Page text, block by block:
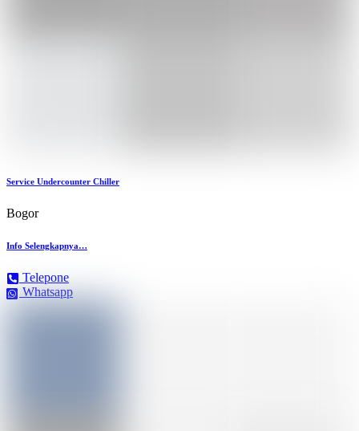
Service Undercounter Chiller
Bogor
Info Selengkapnya…
Telepone
Whatsapp